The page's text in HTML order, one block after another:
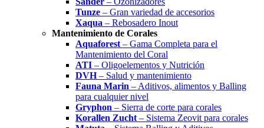
Tunze – Gran variedad de accesorios
Xaqua – Rebosadero Inout
Mantenimiento de Corales
Aquaforest – Gama Completa para el
Mantenimiento del Coral
ATI – Oligoelementos y Nutrición
DVH– Salud y mantenimiento
Fauna Marin – Aditivos, alimentos y Balling
para cualquier nivel
Gryphon – Sierra de corte para corales
Korallen Zucht – Sistema Zeovit para corales